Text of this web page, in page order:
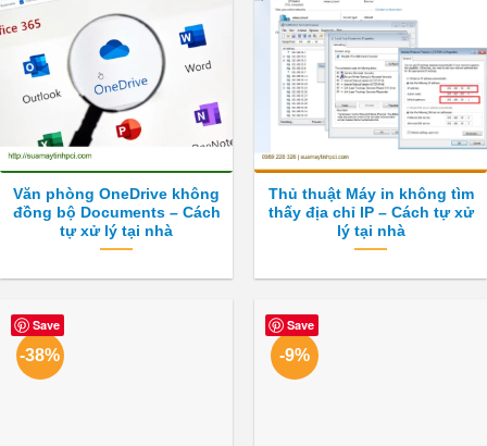
Văn phòng OneDrive không
đồng bộ Documents – Cách
tự xử lý tại nhà
Thủ thuật Máy in không tìm
thấy địa chỉ IP – Cách tự xử
lý tại nhà
Save
-38%
Save
-9%